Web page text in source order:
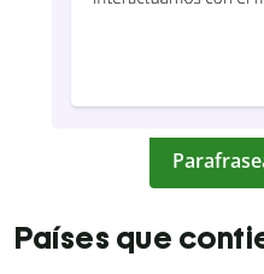
Países que